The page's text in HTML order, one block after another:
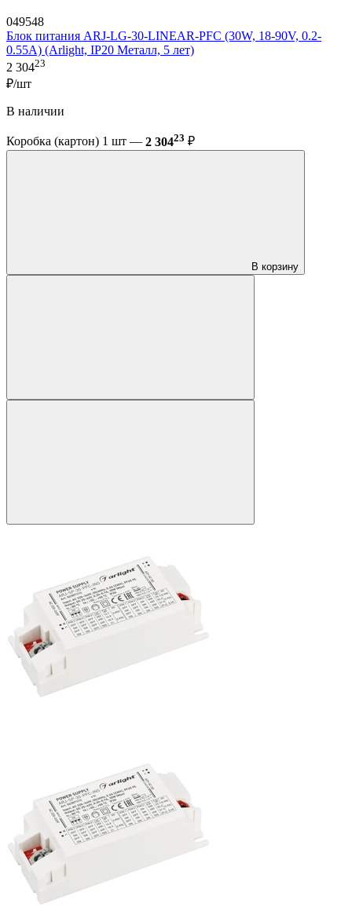
049548
Блок питания ARJ-LG-30-LINEAR-PFC (30W, 18-90V, 0.2-
0.55A) (Arlight, IP20 Металл, 5 лет)
2 30423
₽/шт
В наличии
Коробка (картон) 1 шт — 2 30423 ₽
В корзину